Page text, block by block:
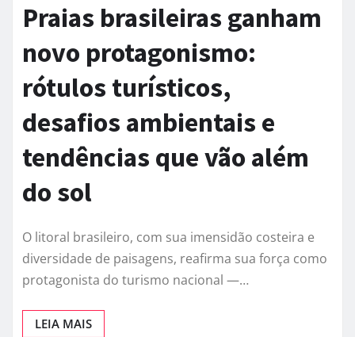
Praias brasileiras ganham
novo protagonismo:
rótulos turísticos,
desafios ambientais e
tendências que vão além
do sol
O litoral brasileiro, com sua imensidão costeira e
diversidade de paisagens, reafirma sua força como
protagonista do turismo nacional —…
LEIA MAIS